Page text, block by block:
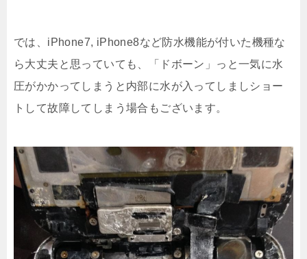
では、iPhone7, iPhone8など防水機能が付いた機種な
ら大丈夫と思っていても、「ドボーン」っと一気に水
圧がかかってしまうと内部に水が入ってしましショー
トして故障してしまう場合もございます。